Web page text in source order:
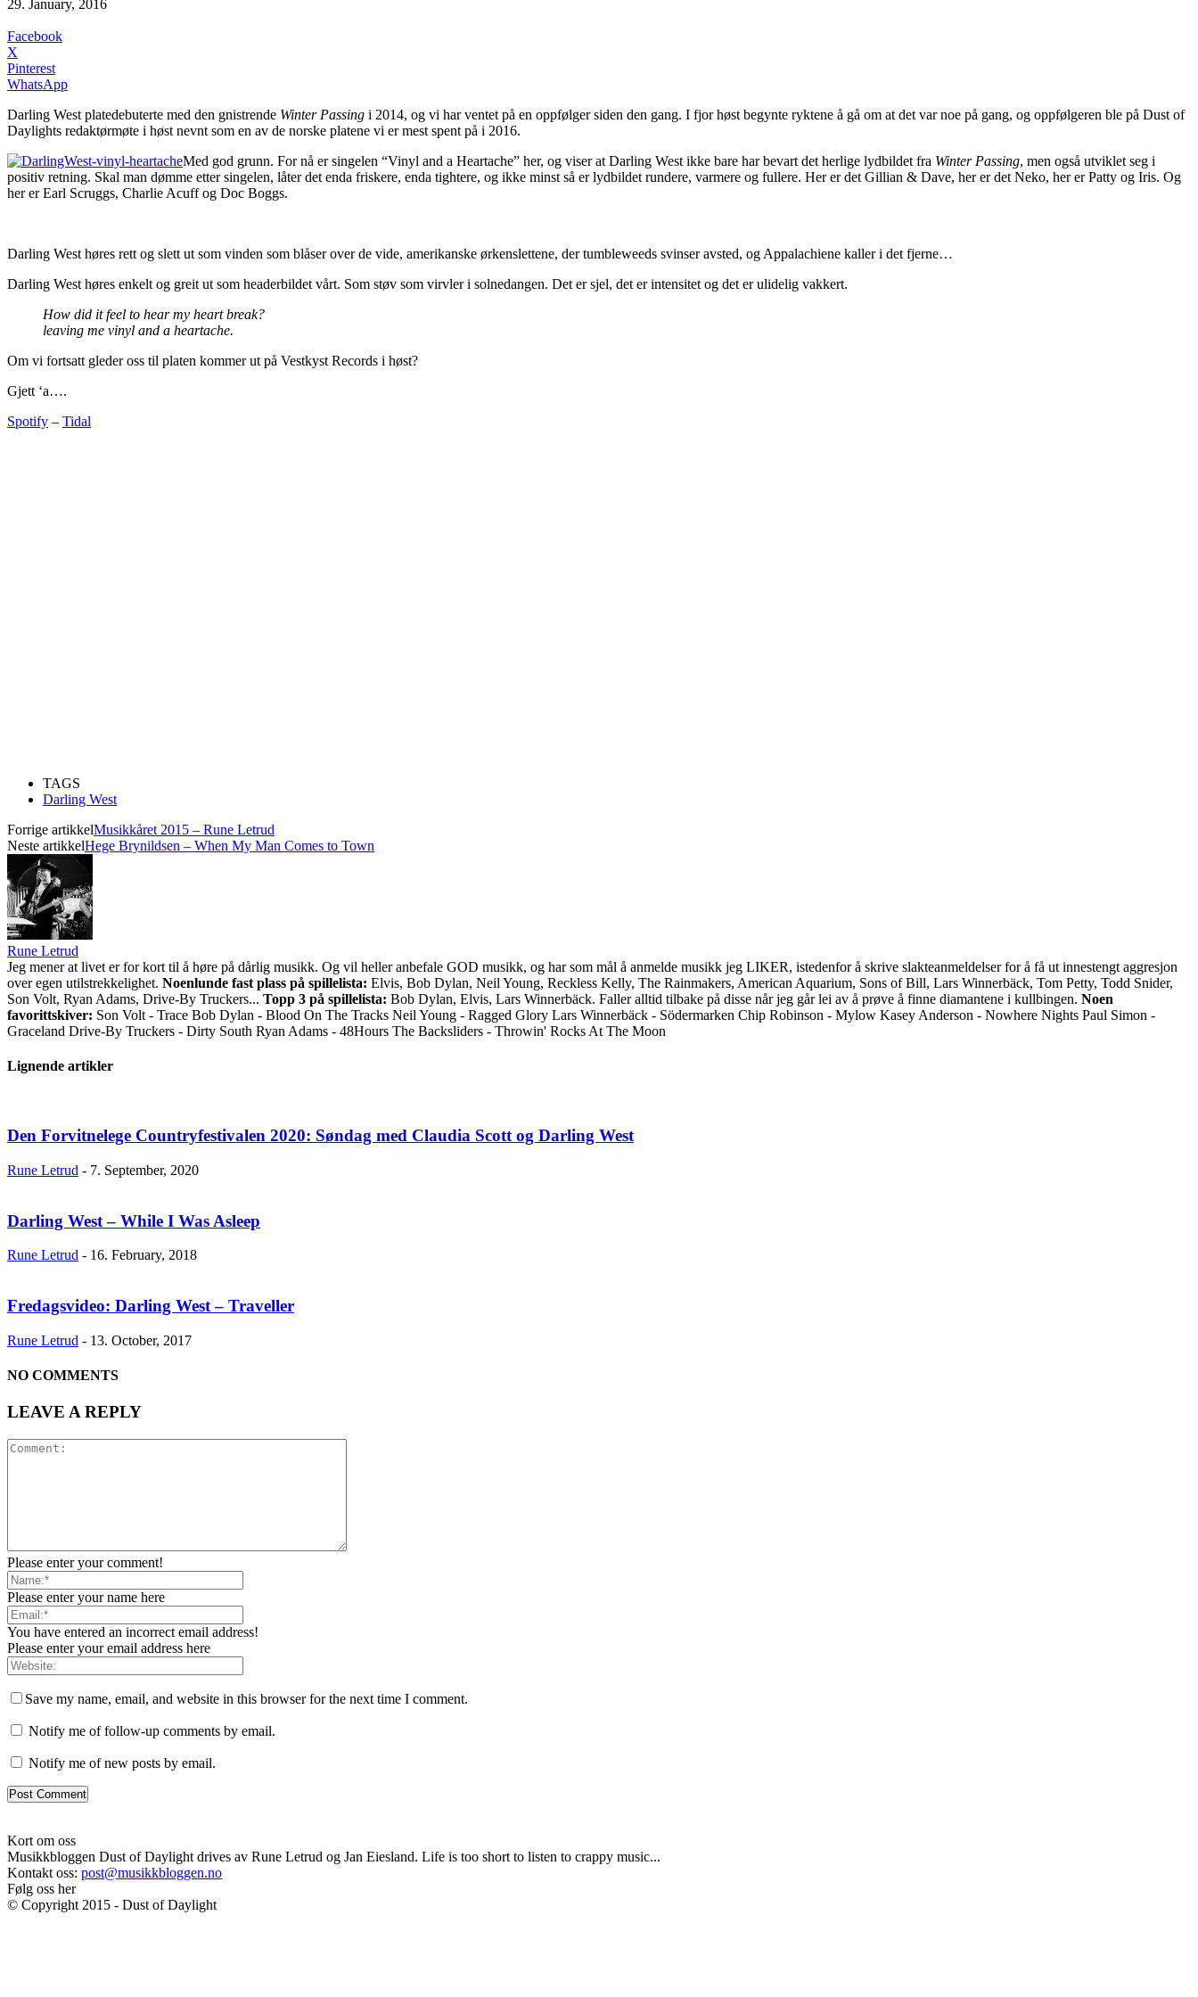
29. January, 2016
Facebook
X
Pinterest
WhatsApp
Darling West platedebuterte med den gnistrende Winter Passing i 2014, og vi har ventet på en oppfølger siden den gang. I fjor høst begynte ryktene å gå om at det var noe på gang, og oppfølgeren ble på Dust of
Daylights redaktørmøte i høst nevnt som en av de norske platene vi er mest spent på i 2016.
Med god grunn. For nå er singelen “Vinyl and a Heartache” her, og viser at Darling West ikke bare har bevart det herlige lydbildet fra Winter Passing, men også utviklet seg i
positiv retning. Skal man dømme etter singelen, låter det enda friskere, enda tightere, og ikke minst så er lydbildet rundere, varmere og fullere. Her er det Gillian & Dave, her er det Neko, her er Patty og Iris. Og
her er Earl Scruggs, Charlie Acuff og Doc Boggs.
Darling West høres rett og slett ut som vinden som blåser over de vide, amerikanske ørkenslettene, der tumbleweeds svinser avsted, og Appalachiene kaller i det fjerne…
Darling West høres enkelt og greit ut som headerbildet vårt. Som støv som virvler i solnedangen. Det er sjel, det er intensitet og det er ulidelig vakkert.
How did it feel to hear my heart break?
leaving me vinyl and a heartache.
Om vi fortsatt gleder oss til platen kommer ut på Vestkyst Records i høst?
Gjett ‘a….
Spotify – Tidal
TAGS
Darling West
Forrige artikkelMusikkåret 2015 – Rune Letrud
Neste artikkelHege Brynildsen – When My Man Comes to Town
Rune Letrud
Jeg mener at livet er for kort til å høre på dårlig musikk. Og vil heller anbefale GOD musikk, og har som mål å anmelde musikk jeg LIKER, istedenfor å skrive slakteanmeldelser for å få ut innestengt aggresjon
over egen utilstrekkelighet. Noenlunde fast plass på spillelista: Elvis, Bob Dylan, Neil Young, Reckless Kelly, The Rainmakers, American Aquarium, Sons of Bill, Lars Winnerbäck, Tom Petty, Todd Snider,
Son Volt, Ryan Adams, Drive-By Truckers... Topp 3 på spillelista: Bob Dylan, Elvis, Lars Winnerbäck. Faller alltid tilbake på disse når jeg går lei av å prøve å finne diamantene i kullbingen. Noen
favorittskiver: Son Volt - Trace Bob Dylan - Blood On The Tracks Neil Young - Ragged Glory Lars Winnerbäck - Södermarken Chip Robinson - Mylow Kasey Anderson - Nowhere Nights Paul Simon -
Graceland Drive-By Truckers - Dirty South Ryan Adams - 48Hours The Backsliders - Throwin' Rocks At The Moon
Lignende artikler
Den Forvitnelege Countryfestivalen 2020: Søndag med Claudia Scott og Darling West
Rune Letrud - 7. September, 2020
Darling West – While I Was Asleep
Rune Letrud - 16. February, 2018
Fredagsvideo: Darling West – Traveller
Rune Letrud - 13. October, 2017
NO COMMENTS
LEAVE A REPLY
Please enter your comment!
Please enter your name here
You have entered an incorrect email address!
Please enter your email address here
Save my name, email, and website in this browser for the next time I comment.
Notify me of follow-up comments by email.
Notify me of new posts by email.
Kort om oss
Musikkbloggen Dust of Daylight drives av Rune Letrud og Jan Eiesland. Life is too short to listen to crappy music...
Kontakt oss: post@musikkbloggen.no
Følg oss her
© Copyright 2015 - Dust of Daylight